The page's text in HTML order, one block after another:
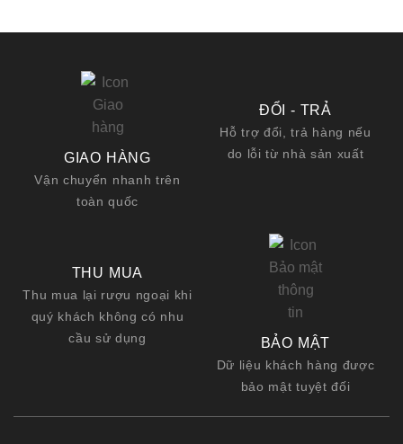
GIAO HÀNG
Vận chuyển nhanh trên
toàn quốc
ĐỔI - TRẢ
Hỗ trợ đổi, trả hàng nếu
do lỗi từ nhà sản xuất
THU MUA
Thu mua lại rượu ngoại khi
quý khách không có nhu
cầu sử dụng
BẢO MẬT
Dữ liệu khách hàng được
bảo mật tuyệt đối